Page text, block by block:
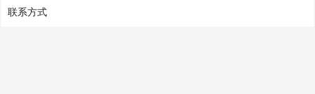
联系方式